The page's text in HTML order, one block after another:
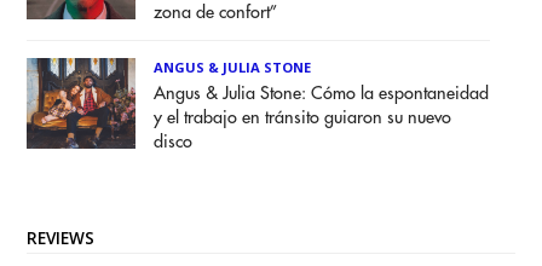
zona de confort”
ANGUS & JULIA STONE
Angus & Julia Stone: Cómo la espontaneidad
y el trabajo en tránsito guiaron su nuevo
disco
REVIEWS